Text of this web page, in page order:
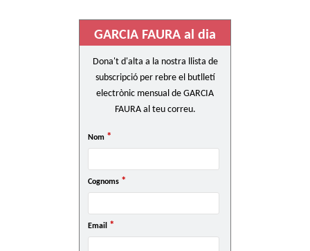
GARCIA FAURA al dia
Dona't d'alta a la nostra llista de
subscripció per rebre el butlletí
electrònic mensual de GARCIA
FAURA al teu correu.
Nom *
Cognoms *
Email *